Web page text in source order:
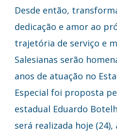
Desde então,
dedicação e amor ao
trajetória de serviço e
Salesianas serão
anos de atuação no
Especial foi proposta
estadual Eduardo
será realizada hoje